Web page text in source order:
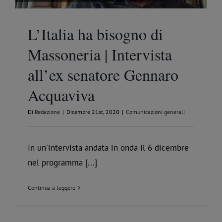
L’Italia ha bisogno di
Massoneria | Intervista
all’ex senatore Gennaro
Acquaviva
Di Redazione | Dicembre 21st, 2020 | Comunicazioni generali
In un'intervista andata in onda il 6 dicembre
nel programma [...]
Continua a leggere